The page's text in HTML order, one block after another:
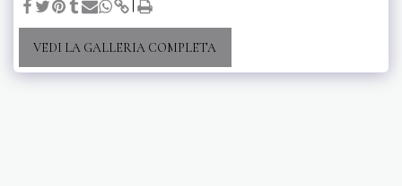
VEDI LA GALLERIA COMPLETA